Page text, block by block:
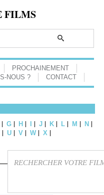
FILMS
PROCHAINEMENT
NOUS ? CONTACT
G H J K L M
N
U V W X